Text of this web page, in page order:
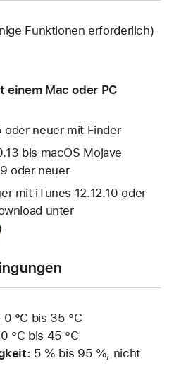
Funktionen erforderlich)
einem Mac oder PC
oder neuer mit Finder
bis macOS Mojave
oder neuer
mit iTunes 12.12.10 oder
unter
0 °C bis 35 °C
°C bis 45 °C
5 % bis 95 %, nicht